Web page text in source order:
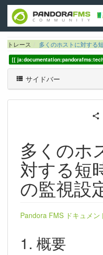
トレース 多くのホストに対する
サイドバー
多くのホ
対する短
の監視設
Pandora FMS ドキュメン
概要